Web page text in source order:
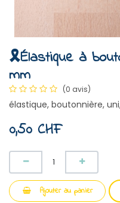
🎗️Élastique à
mm
(0 avis)
élastique, boutonnière,
0,50 CHF
Ajouter au panier